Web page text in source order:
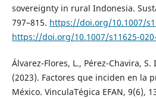
sovereignty in rural Indonesia.
797–815. https://doi.org/10.1007/
https://doi.org/10.1007/s11625-
Álvarez-Flores, L., Pérez-Chavira, S.
(2023). Factores que inciden en la
México. VinculaTégica EFAN, 9(6),